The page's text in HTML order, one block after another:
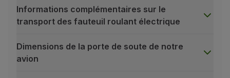
Vols en Europe
Informations complémentaires sur le
transport des fauteuil roulant électrique
Dimensions de la porte de soute de notre
avion